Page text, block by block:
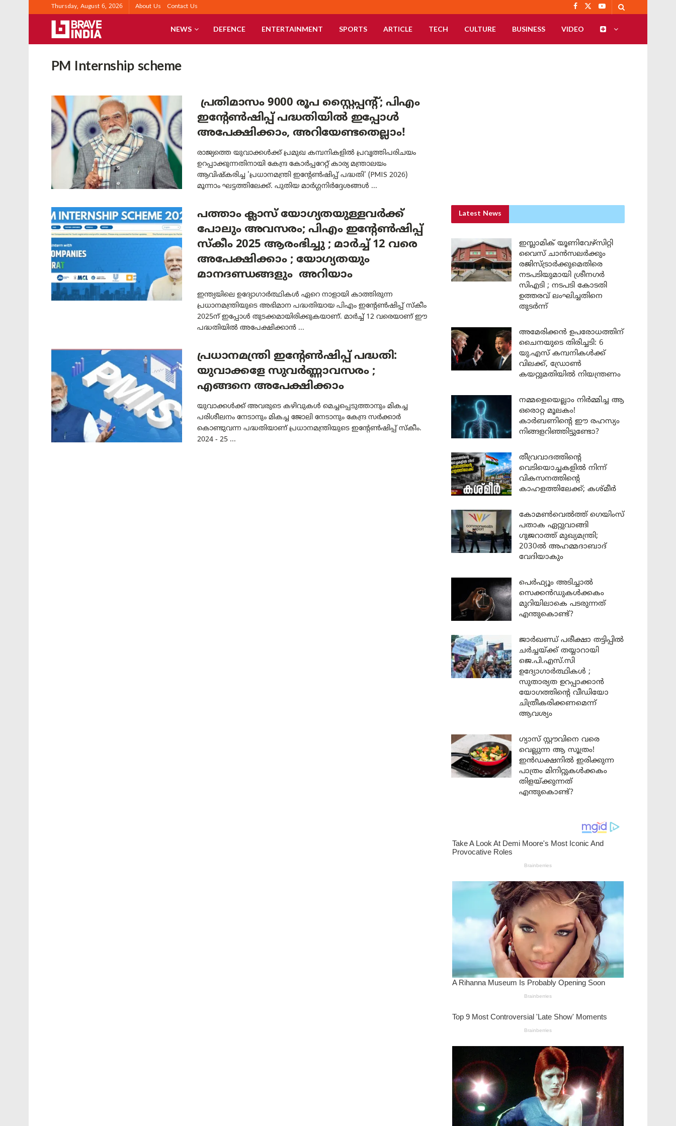
Thursday, August 6, 2026 About Us Contact Us
NEWS DEFENCE ENTERTAINMENT SPORTS ARTICLE TECH CULTURE BUSINESS VIDEO
PM Internship scheme
പ്രതിമാസം 9000 രൂപ സ്റ്റൈപ്പന്റ്; പിഎം
ഇന്റേൺഷിപ്പ് പദ്ധതിയിൽ ഇപ്പോൾ
അപേക്ഷിക്കാം, അറിയേണ്ടതെല്ലാം!
രാജ്യത്തെ യുവാക്കൾക്ക് പ്രമുഖ കമ്പനികളിൽ പ്രവൃത്തിപരിചയം
ഉറപ്പാക്കുന്നതിനായി കേന്ദ്ര കോർപ്പറേറ്റ് കാര്യ മന്ത്രാലയം
ആവിഷ്കരിച്ച 'പ്രധാനമന്ത്രി ഇന്റേൺഷിപ്പ് പദ്ധതി' (PMIS 2026)
മൂന്നാം ഘട്ടത്തിലേക്ക്. പുതിയ മാർഗ്ഗനിർദ്ദേശങ്ങൾ ...
പത്താം ക്ലാസ് യോഗ്യതയുള്ളവർക്ക്
പോലും അവസരം; പിഎം ഇന്റേൺഷിപ്പ്
സ്കീം 2025 ആരംഭിച്ചു ; മാർച്ച് 12 വരെ
അപേക്ഷിക്കാം ; യോഗ്യതയും
മാനദണ്ഡങ്ങളും അറിയാം
ഇന്ത്യയിലെ ഉദ്യോഗാർത്ഥികൾ ഏറെ നാളായി കാത്തിരുന്ന
പ്രധാനമന്ത്രിയുടെ അഭിമാന പദ്ധതിയായ പിഎം ഇന്റേൺഷിപ്പ് സ്കീം
2025ന് ഇപ്പോൾ തുടക്കമായിരിക്കുകയാണ്. മാർച്ച് 12 വരെയാണ് ഈ
പദ്ധതിയിൽ അപേക്ഷിക്കാൻ ...
പ്രധാനമന്ത്രി ഇന്റേൺഷിപ്പ് പദ്ധതി:
യുവാക്കളേ സുവർണ്ണാവസരം ;
എങ്ങനെ അപേക്ഷിക്കാം
യുവാക്കൾക്ക് അവരുടെ കഴിവുകൾ മെച്ചപ്പെടുത്താനും മികച്ച
പരിശീലനം നേടാനും മികച്ച ജോലി നേടാനും കേന്ദ്ര സർക്കാർ
കൊണ്ടുവന്ന പദ്ധതിയാണ് പ്രധാനമന്ത്രിയുടെ ഇന്റേൺഷിപ്പ് സ്‌കീം.
2024 - 25 ...
Latest News
ഇസ്ലാമിക് യൂണിവേഴ്സിറ്റി
വൈസ് ചാൻസലർക്കും
രജിസ്ട്രാർക്കുമെതിരെ
നടപടിയുമായി ശ്രീനഗർ
സിഎടി ; നടപടി കോടതി
ഉത്തരവ് ലംഘിച്ചതിനെ
തുടർന്ന്
അമേരിക്കൻ ഉപരോധത്തിന്
ചൈനയുടെ തിരിച്ചടി: 6
യു.എസ് കമ്പനികൾക്ക്
വിലക്ക്, ഡ്രോൺ
കയറ്റുമതിയിൽ നിയന്ത്രണം
നമ്മളെയെല്ലാം നിർമ്മിച്ച ആ
ഒരൊറ്റ മൂലകം!
കാർബണിന്റെ ഈ രഹസ്യം
നിങ്ങളറിഞ്ഞിട്ടുണ്ടോ?
തീവ്രവാദത്തിന്റെ
വെടിയൊച്ചകളിൽ നിന്ന്
വികസനത്തിന്റെ
കാഹളത്തിലേക്ക്; കശ്മീർ
കോമൺവെൽത്ത് ഗെയിംസ്
പതാക ഏറ്റുവാങ്ങി
ഗുജറാത്ത് മുഖ്യമന്ത്രി;
2030ൽ അഹമ്മദാബാദ്
വേദിയാകും
പെർഫ്യൂം അടിച്ചാൽ
സെക്കൻഡുകൾക്കകം
മുറിയിലാകെ പടരുന്നത്
എന്തുകൊണ്ട്?
ജാർഖണ്ഡ് പരീക്ഷാ തട്ടിപ്പിൽ
ചർച്ചയ്ക്ക് തയ്യാറായി
ജെ.പി.എസ്.സി
ഉദ്യോഗാർത്ഥികൾ ;
സുതാര്യത ഉറപ്പാക്കാൻ
യോഗത്തിന്റെ വീഡിയോ
ചിത്രീകരിക്കണമെന്ന്
ആവശ്യം
ഗ്യാസ് സ്റ്റൗവിനെ വരെ
വെല്ലുന്ന ആ സൂത്രം!
ഇൻഡക്ഷനിൽ ഇരിക്കുന്ന
പാത്രം മിനിറ്റുകൾക്കകം
തിളയ്ക്കുന്നത്
എന്തുകൊണ്ട്?